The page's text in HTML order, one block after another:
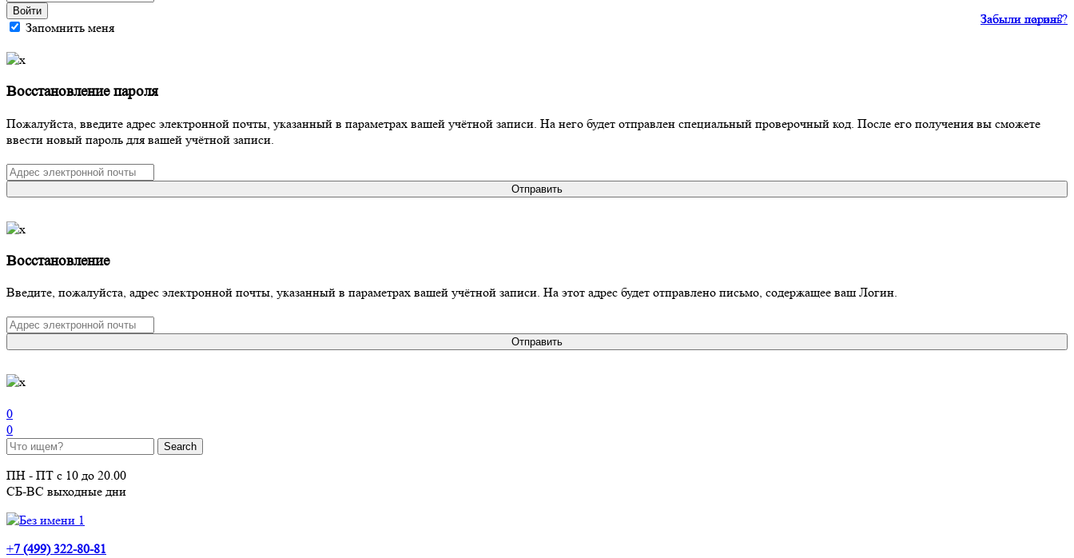
Войти
Запомнить меня
Забыли пароль?
Забыли логин?
Восстановление пароля
Пожалуйста, введите адрес электронной почты, указанный в параметрах вашей учётной записи. На него будет отправлен специальный проверочный код. После его получения вы сможете
ввести новый пароль для вашей учётной записи.
Отправить
Восстановление
Введите, пожалуйста, адрес электронной почты, указанный в параметрах вашей учётной записи. На этот адрес будет отправлено письмо, содержащее ваш Логин.
Отправить
0
0
ПН - ПТ с 10 до 20.00
СБ-ВС выходные дни
+7 (499) 322-80-81